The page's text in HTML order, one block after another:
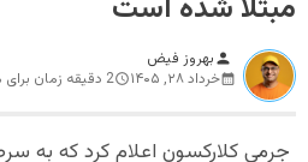
مبتلا شده است
person بهروز فیض
خرداد ۲۸, ۱۴۰۵
2 دقیقه زمان برای مطالعه
جرمی کلارکسون اعلام کرد که به